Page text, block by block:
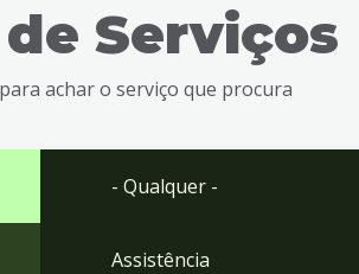
Serviços
achar o serviço que procura
- Qualquer -
Assistência